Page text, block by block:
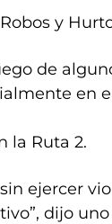
y
de
en
la Ruta 2.
ejercer
dijo